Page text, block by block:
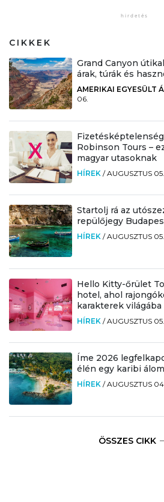
CIKKEK
Grand Canyon
árak, túrák és
AMERIKAI EGYESÜLT
06.
Robinson Tours –
magyar utasoknak
HÍREK /AUGUSZTUS 05.
Startolj rá az
repülőjegy
HÍREK /AUGUSZTUS 05.
Hello Kitty-őrület
hotel, ahol
karakterek világába
HÍREK /AUGUSZTUS 05.
Íme 2026
élén egy karibi
HÍREK /AUGUSZTUS
ÖSSZES CIKK